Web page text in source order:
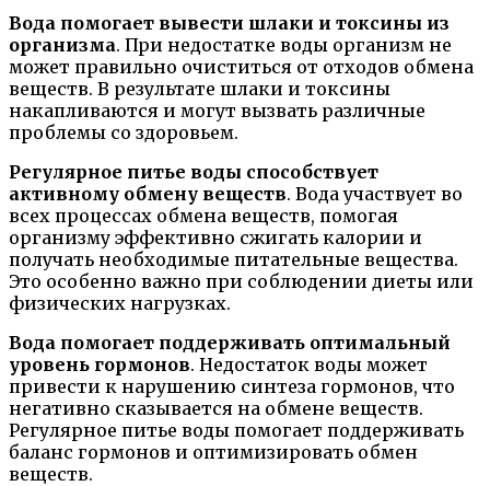
Вода помогает вывести шлаки и токсины из
организма. При недостатке воды организм не
может правильно очиститься от отходов обмена
веществ. В результате шлаки и токсины
накапливаются и могут вызвать различные
проблемы со здоровьем.
Регулярное питье воды способствует
активному обмену веществ. Вода участвует во
всех процессах обмена веществ, помогая
организму эффективно сжигать калории и
получать необходимые питательные вещества.
Это особенно важно при соблюдении диеты или
физических нагрузках.
Вода помогает поддерживать оптимальный
уровень гормонов. Недостаток воды может
привести к нарушению синтеза гормонов, что
негативно сказывается на обмене веществ.
Регулярное питье воды помогает поддерживать
баланс гормонов и оптимизировать обмен
веществ.